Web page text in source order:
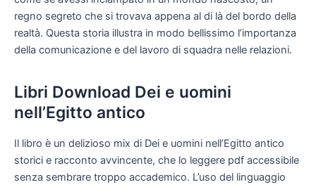
regno segreto che si trovava appena al di là del bordo della
realtà. Questa storia illustra in modo bellissimo l’importanza
della comunicazione e del lavoro di squadra nelle relazioni.
Libri Download Dei e uomini
nell’Egitto antico
Il libro è un delizioso mix di Dei e uomini nell’Egitto antico
storici e racconto avvincente, che lo leggere pdf accessibile
senza sembrare troppo accademico. L’uso del linguaggio